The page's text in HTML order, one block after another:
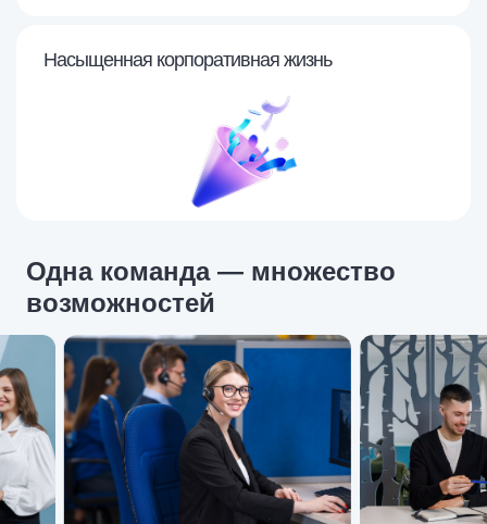
Насыщенная корпоративная жизнь
Одна команда — множество
возможностей